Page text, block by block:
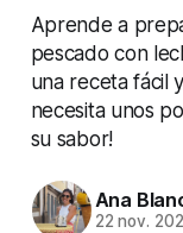
Aprende a
pescado con
una receta fácil
necesita unos
su sabor!
Ana
22 nov.